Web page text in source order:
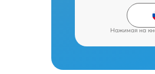
Нажимая на